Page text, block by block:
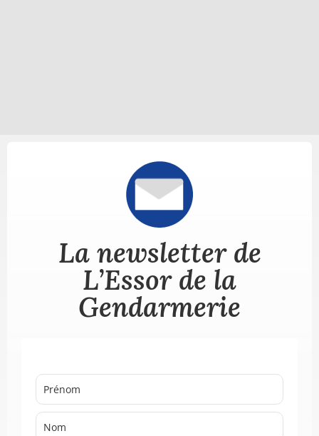
La newsletter de
L’Essor de la
Gendarmerie